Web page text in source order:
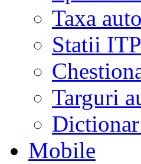
Taxa auto
Statii ITP
Targuri
Mobile